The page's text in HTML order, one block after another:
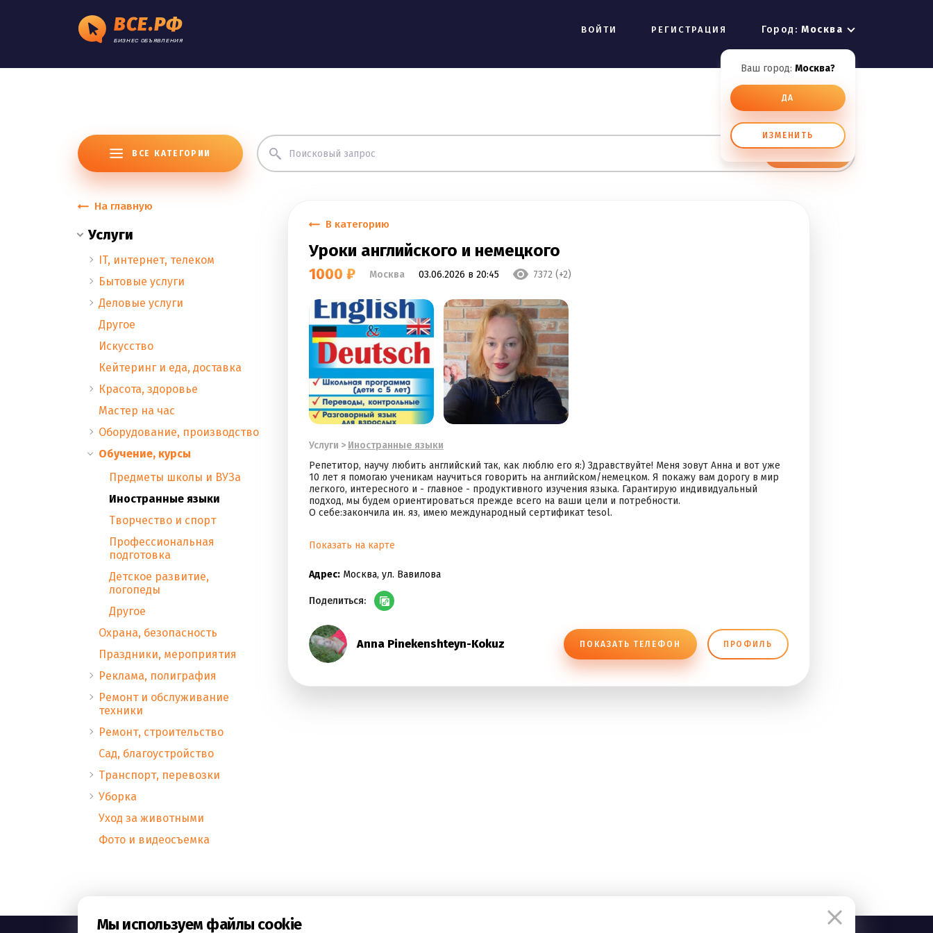
ВСЕ.РФ
БИЗНЕС ОБЪЯВЛЕНИЯ
ВОЙТИ РЕГИСТРАЦИЯ Город:Москва
Ваш город: Москва?
ДА
ИЗМЕНИТЬ
ВСЕ КАТЕГОРИИ
На главную
Услуги
IT, интернет, телеком
Бытовые услуги
Деловые услуги
Другое
Искусство
Кейтеринг и еда, доставка
Красота, здоровье
Мастер на час
Оборудование, производство
Обучение, курсы
Предметы школы и ВУЗа
Иностранные языки
Творчество и спорт
Профессиональная
подготовка
Детское развитие,
логопеды
Другое
Охрана, безопасность
Праздники, мероприятия
Реклама, полиграфия
Ремонт и обслуживание
техники
Ремонт, строительство
Сад, благоустройство
Транспорт, перевозки
Уборка
Уход за животными
Фото и видеосъемка
В категорию
Уроки английского и немецкого
1000 ₽ Москва 03.06.2026 в 20:45 7372 (+2)
Услуги > Иностранные языки
Репетитор, научу любить английский так, как люблю его я:) Здравствуйте! Меня зовут Анна и вот уже
10 лет я помогаю ученикам научиться говорить на английском/немецком. Я покажу вам дорогу в мир
легкого, интересного и - главное - продуктивного изучения языка. Гарантирую индивидуальный
подход, мы будем ориентироваться прежде всего на ваши цели и потребности.
О себе:закончила ин. яз, имею международный сертификат tesol.
Показать на карте
Адрес: Москва, ул. Вавилова
Поделиться:
Anna Pinekenshteyn-Kokuz ПОКАЗАТЬ ТЕЛЕФОН ПРОФИЛЬ
Мы используем файлы cookie